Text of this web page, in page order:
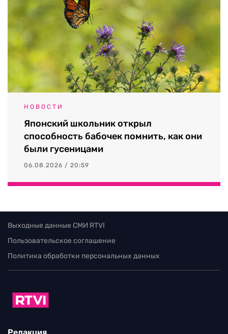
НОВОСТИ
Японский школьник открыл
способность бабочек помнить, как они
были гусеницами
06.08.2026 / 20:59
Выходные данные СМИ RTVI
Пользовательское соглашение
Политика обработки персональных данных